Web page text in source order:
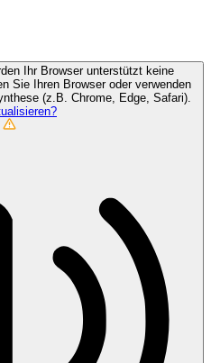
Ihr Browser unterstützt keine
Sie Ihren Browser oder verwenden
(z.B. Chrome, Edge, Safari).